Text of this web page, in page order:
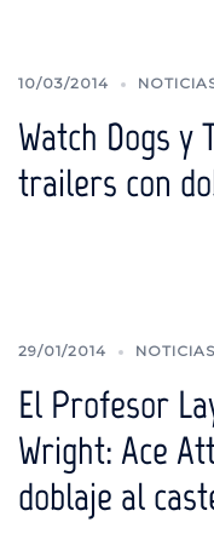
10/03/2014
Watch Dogs
trailers con
29/01/2014 NOTICIAS
El Profesor
Wright: Ace
doblaje al